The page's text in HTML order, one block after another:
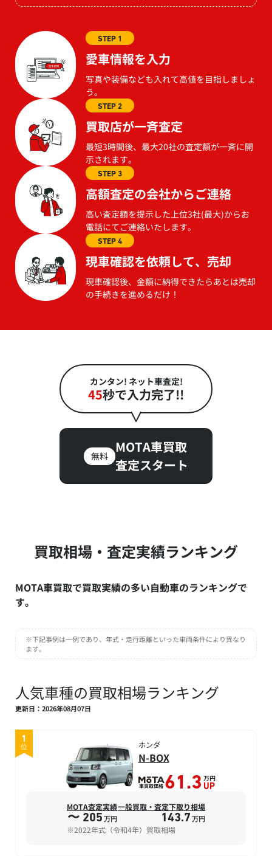
STEP 1
愛車情報を入力
写真や装備なども入れて高値を目指しましょ
う。
STEP 2
買取店が一斉査定
最短3時間後、最大20社の査定額が一斉に開
示されます。
STEP 3
高額査定の会社からご連絡
高い査定額を提示した上位3社(最大)からお
電話にてご連絡いたします。
STEP 4
現車確認を依頼して、売却
現車確認後、金額に納得できたらあとは売却
の手続きを進めるだけ！
カンタン! ネット車査定!
45秒で入力完了!!
無料
MOTA車買取
査定スタート
買取相場・査定実績ランキング
MOTA車買取で買取実績の多い自動車のランキングで
す。
※下記事例は一例であり、年式・走行距離といった車両条件により異なり
ます。
人気車種の買取相場ランキング
更新日：2026年08月07日
1
位 ホンダ
N-BOX
車買取価格61.3 万円
UP
MOTA査定実績
〜 205 万円
一般買取・査定下取り相場
143.7 万円
※2022年式（令和4年）買取相場